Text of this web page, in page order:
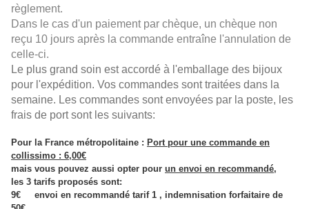
règlement.
Dans le cas d'un paiement par chèque, un chèque non
reçu 10 jours après la commande entraîne l'annulation de
celle-ci.
Le plus grand soin est accordé à l'emballage des bijoux
pour l'expédition. Vos commandes sont traitées dans la
semaine. Les commandes sont envoyées par la poste, les
frais de port sont les suivants:
Pour la France métropolitaine : Port pour une commande en
collissimo : 6,00€
mais vous pouvez aussi opter pour un envoi en recommandé,
les 3 tarifs proposés sont:
9€ envoi en recommandé tarif 1 , indemnisation forfaitaire de